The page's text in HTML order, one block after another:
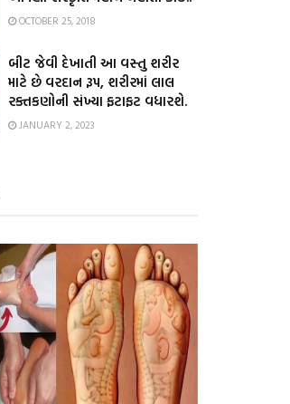
OCTOBER 25, 2018
બીટ જેવી દેખાતી આ વસ્તુ શરીર
માટે છે વરદાન રૂપ, શરીરમાં લાલ
રક્તકણોની સંખ્યા ફટાફટ વધારશે.
JANUARY 2, 2023